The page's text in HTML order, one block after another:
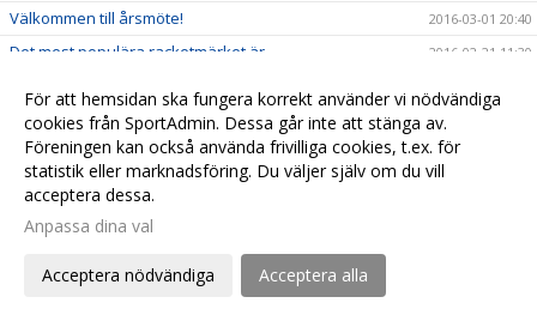
Välkommen till årsmöte! 2016-03-01 20:40
Det mest populära racketmärket är... 2016-02-21 11:30
Taktikhörnan del 5 - När ska man smasha? 2016-02-11 11:00
Den mest populära Grand Slam turneringen är... 2016-02-06 23:00
Taktikhörnan del 4 - ta emot serve från vänsterhänt
spelare
Rapport från University of California - Filip Bergevi på
Nu är det avgjort, den bästa banan i hallen är...
För att hemsidan ska fungera korrekt använder vi nödvändiga
cookies från SportAdmin. Dessa går inte att stänga av.
Föreningen kan också använda frivilliga cookies, t.ex. för
statistik eller marknadsföring. Du väljer själv om du vill
acceptera dessa.
Anpassa dina val
Acceptera nödvändiga Acceptera alla